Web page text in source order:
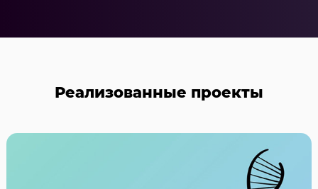
Реализованные проекты